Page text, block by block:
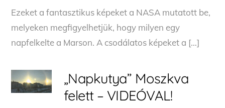
Ezeket a fantasztikus képeket a NASA mutatott be,
melyeken megfigyelhetjük, hogy milyen egy
napfelkelte a Marson. A csodálatos képeket a […]
„Napkutya” Moszkva
felett – VIDEÓVAL!